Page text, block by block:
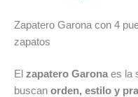
Zapatero Garona con 4
zapatos
El zapatero Garona es la
buscan orden, estilo y